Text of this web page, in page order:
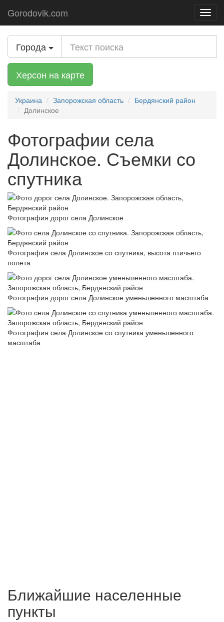
Gorodovik.com
Города
Херсон на карте
Украина Запорожская область
Бердянский район
Долинское
Фотографии села
Долинское. Съемки со
спутника
Фотография дорог села Долинское
Фотография села Долинское со спутника, высота птичьего
полета
Фотография дорог села Долинское уменьшенного масштаба
Фотография села Долинское со спутника уменьшенного
масштаба
Ближайшие населенные
пункты